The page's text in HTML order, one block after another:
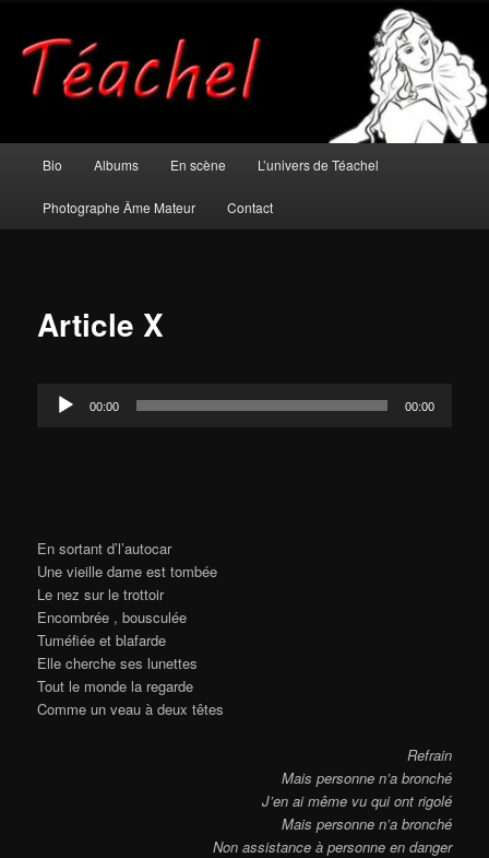
contenu
principalTéachel
principal
Bio Albums En scène L’univers de Téachel
Photographe Âme Mateur Contact
Article X
Lecteur
audio
00:00 00:00
En sortant d’l’autocar
Une vieille dame est tombée
Le nez sur le trottoir
Encombrée , bousculée
Tuméfiée et blafarde
Elle cherche ses lunettes
Tout le monde la regarde
Comme un veau à deux têtes
Refrain
Mais personne n’a bronché
J’en ai même vu qui ont rigolé
Mais personne n’a bronché
Non assistance à personne en danger